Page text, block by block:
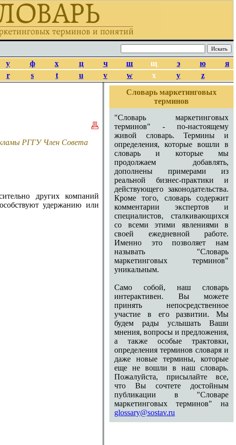
у ф х ц ч ш щ э ю
я
r s t u v w x y z
РГГУ Член Совета
других компаний
удержанию или
Словарь маркетинговых
терминов
"Словарь маркетинговых
терминов" - по-настоящему
живой словарь. Термины и
определения, которые вошли в
словарь и которые мы
продолжаем добавлять,
дополнены примерами из
реальной бизнес-практики и
действующего законодательства.
Кроме того, словарь содержит
комментарии экспертов и
специалистов, сталкивающихся
со всеми этими явлениями в
своей ежедневной работе.
Именно это позволяет нам
называть "Словарь
маркетинговых терминов"
уникальным.
Само собой, наш словарь
интерактивен. Вы можете
принять непосредственное
участие в его развитии. Мы
будем рады услышать Ваши
мнения, вопросы и предложения,
а также особые трактовки,
определения терминов словаря и
даже новые термины, которые
еще не вошли в наш словарь.
Пожалуйста, присылайте все,
что Вы сочтете достойным
публикации в "Словаре
маркетинговых терминов" на
glossary@sostav.ru